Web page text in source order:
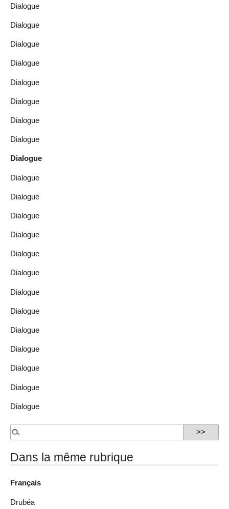
Dialogue
Dialogue
Dialogue
Dialogue
Dialogue
Dialogue
Dialogue
Dialogue
Dialogue
Dialogue
Dialogue
Dialogue
Dialogue
Dialogue
Dialogue
Dialogue
Dialogue
Dialogue
Dialogue
Dialogue
Dialogue
Dialogue
Dans la même rubrique
Français
Drubéa